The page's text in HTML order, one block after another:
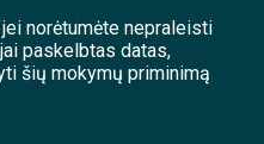
norėtumėte nepraleisti
paskelbtas datas,
šių mokymų priminimą